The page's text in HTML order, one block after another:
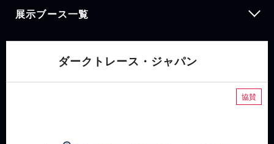
展示ブース一覧
ダークトレース・ジャパン
協賛